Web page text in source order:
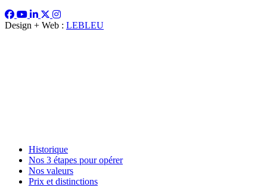
Design + Web : LEBLEU
Historique
Nos 3 étapes pour opérer
Nos valeurs
Prix et distinctions